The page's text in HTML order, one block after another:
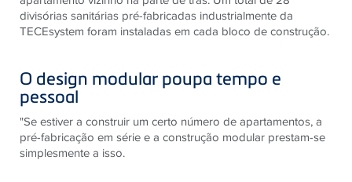
divisórias sanitárias pré-fabricadas industrialmente da
TECEsystem foram instaladas em cada bloco de construção.
O design modular poupa tempo e
pessoal
"Se estiver a construir um certo número de apartamentos, a
pré-fabricação em série e a construção modular prestam-se
simplesmente a isso.